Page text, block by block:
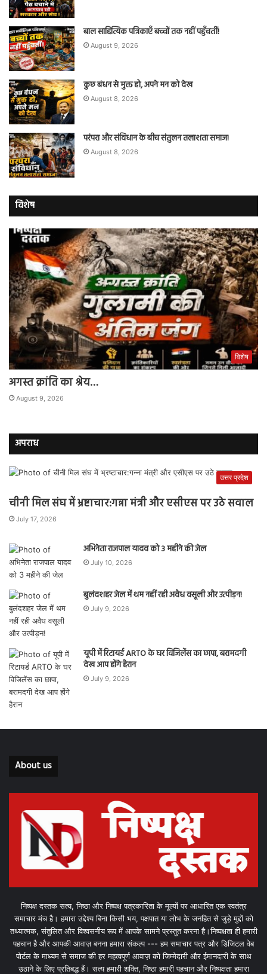
बाल साहित्यिक पत्रिकाएँ बच्चों तक नहीं पहुँचतीं!
August 9, 2026
कुछ बंधन से मुक्त हो, अपने मन को देख
August 8, 2026
परंपरा और संविधान के बीच संतुलन तलाशता समाज!
August 8, 2026
विशेष
विशेष
अगस्त क्रांति का श्रेय…
August 9, 2026
अपराध
उत्तर प्रदेश
चीनी मिल संघ में भ्रष्टाचार:गन्ना मंत्री और एसीएस पर उठे सवाल
July 17, 2026
अभिनेता राजपाल यादव को 3 महीने की जेल
July 10, 2026
बुलंदशहर जेल में थम नहीं रही अवैध वसूली और उत्पीड़न!
July 9, 2026
यूपी में रिटायर्ड ARTO के घर विजिलेंस का छापा, बरामदगी
देख आप होंगे हैरान
July 9, 2026
About us
निष्पक्ष दस्तक सत्य, निष्ठा और निष्पक्ष पत्रकारिता के मूल्यों पर आधारित एक स्वतंत्र
समाचार मंच है। हमारा उद्देश्य बिना किसी भय, पक्षपात या लोभ के जनहित से जुड़े मुद्दों को
तथ्यात्मक, संतुलित और विश्वसनीय रूप में आपके सामने प्रस्तुत करना है।निष्पक्षता ही हमारी
पहचान है और आपकी आवाज़ बनना हमारा संकल्प --- हम समाचार पत्र और डिजिटल वेब
पोर्टल के माध्यम से समाज की हर महत्वपूर्ण आवाज़ को जिम्मेदारी और ईमानदारी के साथ
उठाने के लिए प्रतिबद्ध हैं। सत्य हमारी शक्ति, निष्ठा हमारी पहचान और निष्पक्षता हमारा